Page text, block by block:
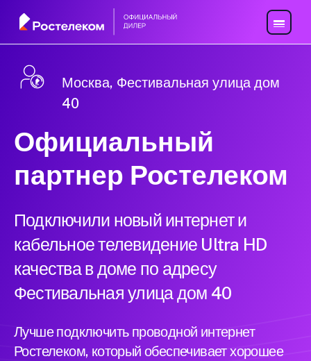
Москва, Фестивальная улица дом
40
Официальный
партнер Ростелеком
Подключили новый интернет и
кабельное телевидение Ultra HD
качества в доме по адресу
Фестивальная улица дом 40
Лучше подключить проводной интернет
Ростелеком, который обеспечивает хорошее